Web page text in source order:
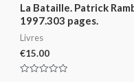
La Bataille. Patrick
1997.303 pages.
Livres
€15.00